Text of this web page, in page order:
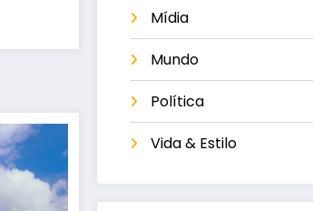
Mídia
Mundo
Política
Vida & Estilo